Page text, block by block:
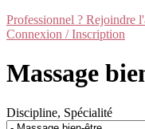
Professionnel ? Rejoindre
Connexion / Inscription
Massage
Discipline, Spécialité